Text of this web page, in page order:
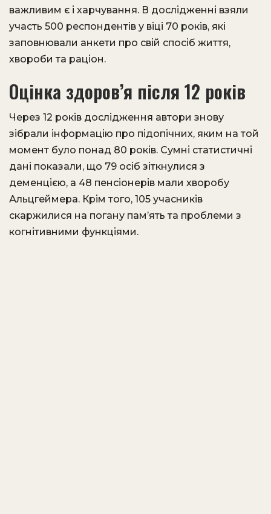
важливим є і харчування. В дослідженні взяли
участь 500 респондентів у віці 70 років, які
заповнювали анкети про свій спосіб життя,
хвороби та раціон.
Оцінка здоров’я після 12 років
Через 12 років дослідження автори знову
зібрали інформацію про підопічних, яким на той
момент було понад 80 років. Сумні статистичні
дані показали, що 79 осіб зіткнулися з
деменцією, а 48 пенсіонерів мали хворобу
Альцгеймера. Крім того, 105 учасників
скаржилися на погану пам’ять та проблеми з
когнітивними функціями.